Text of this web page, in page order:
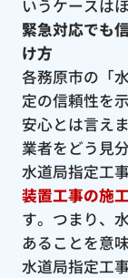
いうケースは
緊急対応でも
け方
各務原市の「
定の信頼性を
安心とは言え
業者をどう見
水道局指定工
装置工事の施
す。つまり、
あることを意
水道局指定工